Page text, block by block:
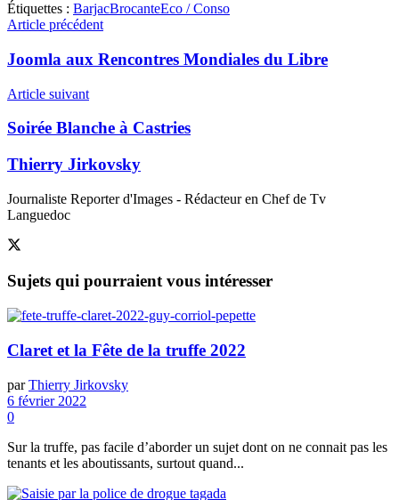
Étiquettes : BarjacBrocanteEco / Conso
Article précédent
Joomla aux Rencontres Mondiales du Libre
Article suivant
Soirée Blanche à Castries
Thierry Jirkovsky
Journaliste Reporter d'Images - Rédacteur en Chef de Tv
Languedoc
Sujets qui pourraient vous intéresser
Claret et la Fête de la truffe 2022
par Thierry Jirkovsky
6 février 2022
0
Sur la truffe, pas facile d’aborder un sujet dont on ne connait pas les
tenants et les aboutissants, surtout quand...